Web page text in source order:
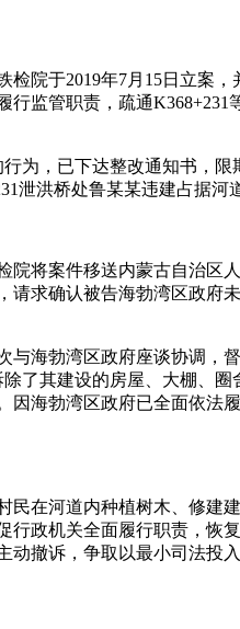
院于2019年7月15日立案
监管职责，疏通
为，已下达整改通知书，限
泄洪桥处鲁某某违建占据河
将案件移送内蒙古自治区
求确认被告海勃湾区政府
与海勃湾区政府座谈协调，
了其建设的房屋、大棚、圈
海勃湾区政府已全面依法
在河道内种植树木、修建
政机关全面履行职责，恢
撤诉，争取以最小司法投入